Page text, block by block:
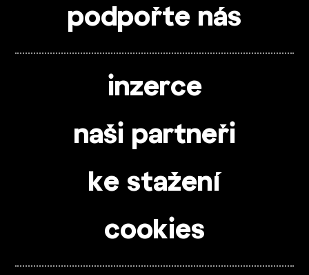
podpořte nás
inzerce
naši partneři
ke stažení
cookies